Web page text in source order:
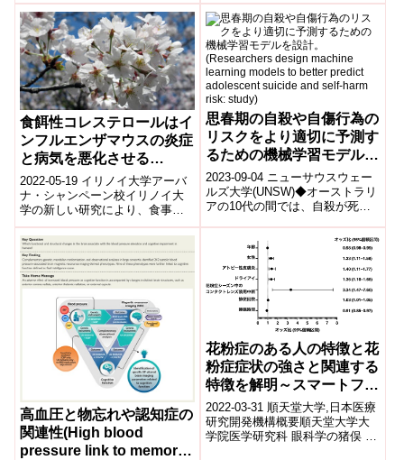
る石灰化切削デバイス(ロータブ
レー...
食餌性コレステロールはイ
ンフルエンザマウスの炎症
と病気を悪化させる
(Dietary cholesterol
worsens inflammation,
sickness in mice with
influenza)
2022-05-19 イリノイ大学アーバ
ナ・シャンペーン校イリノイ大
学の新しい研究により、食事中
のコレステロール値が高いと、
マウスがインフルエンザに感染
したとき...
思春期の自殺や自傷行為の
リスクをより適切に予測す
るための機械学習モデルを
設計。(Researchers
design machine learning
models to better predict
adolescent suicide and
self-harm risk: study)
2023-09-04 ニューサウスウェー
ルズ大学(UNSW)◆オーストラリ
アの10代の間では、自殺が死因
歳から17歳の若者の18%...
高血圧と物忘れや認知症の
関連性(High blood
pressure link to memory
花粉症のある人の特徴と花
粉症症状の強さと関連する
特徴を解明～スマートフォ
ンアプリ「アレルサーチ
®」を用いた医療ビッグデ
ータ解析
2022-03-31 順天堂大学,日本医療
研究開発機構概要順天堂大学大
学院医学研究科 眼科学の猪俣 武